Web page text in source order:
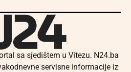
sa sjedištem u Vitezu. N24.ba
servisne informacije iz